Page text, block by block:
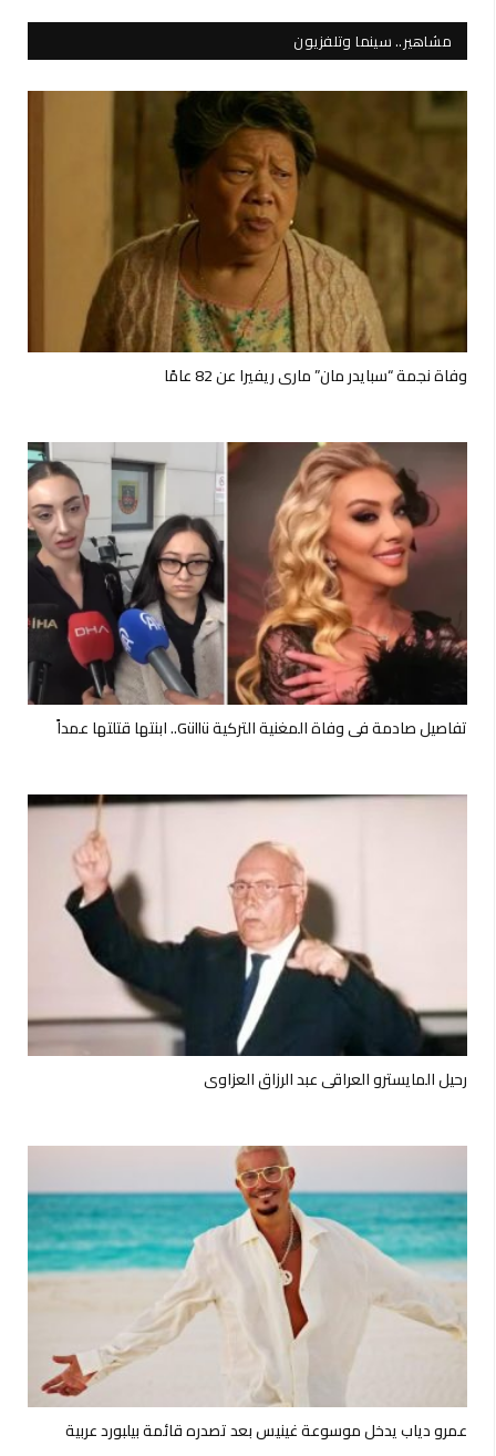
مشاهير.. سينما وتلفزيون
وفاة نجمة “سبايدر مان” ماري ريفيرا عن 82 عامًا
تفاصيل صادمة في وفاة المغنية التركية Güllü.. ابنتها قتلتها عمداً
رحيل المايسترو العراقي عبد الرزاق العزاوي
عمرو دياب يدخل موسوعة غينيس بعد تصدره قائمة بيلبورد عربية